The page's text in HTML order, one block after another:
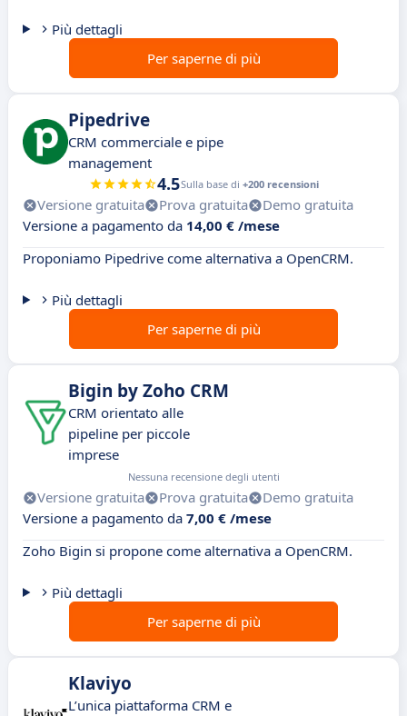
Più dettagli
Per saperne di più
Pipedrive
CRM commerciale e pipe
management
4.5Sulla base di +200 recensioni
Versione gratuita Prova gratuita
Demo gratuita
Versione a pagamento da 14,00 € /mese
Proponiamo Pipedrive come alternativa a OpenCRM.
Più dettagli
Per saperne di più
Bigin by Zoho CRM
CRM orientato alle
pipeline per piccole
imprese
Nessuna recensione degli utenti
Versione gratuita Prova gratuita
Demo gratuita
Versione a pagamento da 7,00 € /mese
Zoho Bigin si propone come alternativa a OpenCRM.
Più dettagli
Per saperne di più
Klaviyo
L’unica piattaforma CRM e